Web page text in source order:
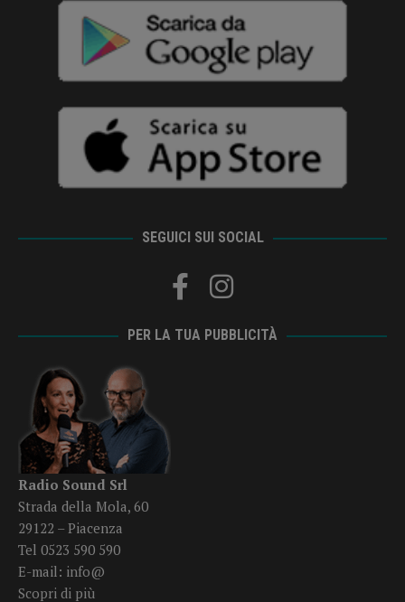
SEGUICI SUI SOCIAL
PER LA TUA PUBBLICITÀ
Radio Sound Srl
Strada della Mola, 60
29122 – Piacenza
Tel 0523 590 590
E-mail: info@
Scopri di più